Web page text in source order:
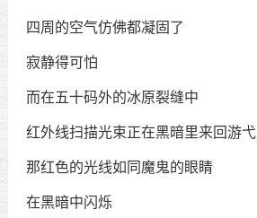
四周的空气仿佛都凝固了
寂静得可怕
而在五十码外的冰原裂缝中
红外线扫描光束正在黑暗里来回游弋
那红色的光线如同魔鬼的眼睛
在黑暗中闪烁